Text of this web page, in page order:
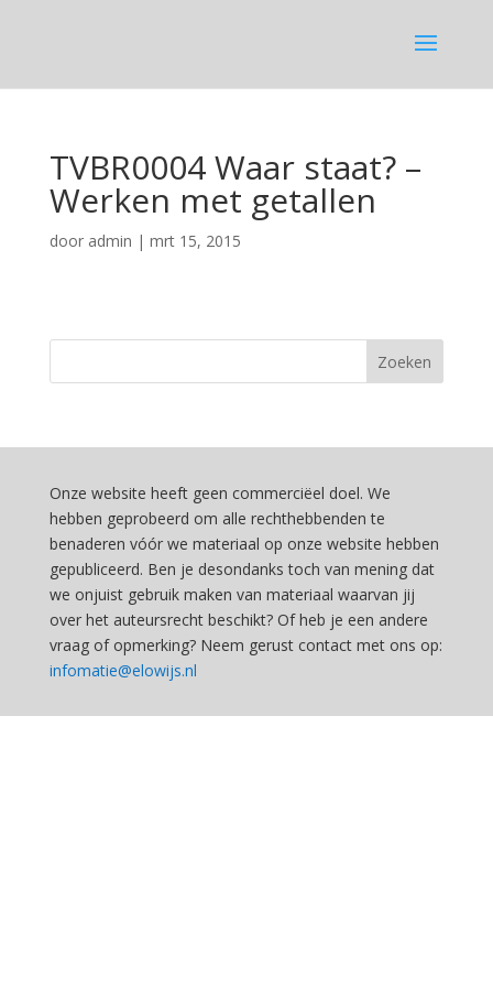
TVBR0004 Waar staat? –
Werken met getallen
door admin | mrt 15, 2015
Onze website heeft geen commerciëel doel. We
hebben geprobeerd om alle rechthebbenden te
benaderen vóór we materiaal op onze website hebben
gepubliceerd. Ben je desondanks toch van mening dat
we onjuist gebruik maken van materiaal waarvan jij
over het auteursrecht beschikt? Of heb je een andere
vraag of opmerking? Neem gerust contact met ons op:
infomatie@elowijs.nl